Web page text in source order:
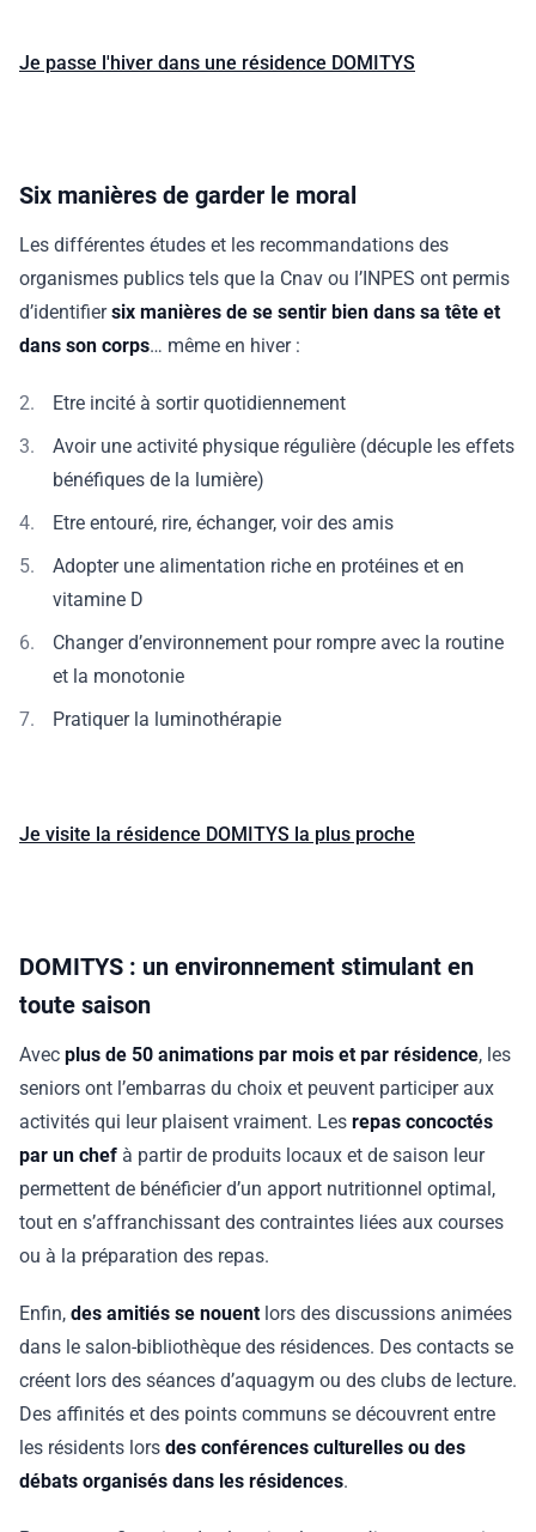
Je passe l'hiver dans une résidence DOMITYS
Six manières de garder le moral
Les différentes études et les recommandations des
organismes publics tels que la Cnav ou l’INPES ont permis
d’identifiersix manières de se sentir bien dans sa tête et
dans son corps… même en hiver :
Etre incité à sortir quotidiennement
Avoir une activité physique régulière (décuple les effets
bénéfiques de la lumière)
Etre entouré, rire, échanger, voir des amis
Adopter une alimentation riche en protéines et en
vitamine D
Changer d’environnement pour rompre avec la routine
et la monotonie
Pratiquer la luminothérapie
Je visite la résidence DOMITYS la plus proche
DOMITYS : un environnement stimulant en
toute saison
Avec plus de 50 animations par mois et par résidence, les
seniors ont l’embarras du choix et peuvent participer aux
activités qui leur plaisent vraiment. Les repas concoctés
par un chef à partir de produits locaux et de saison leur
permettent de bénéficier d’un apport nutritionnel optimal,
tout en s’affranchissant des contraintes liées aux courses
ou à la préparation des repas.
Enfin, des amitiés se nouentlors des discussions animées
dans le salon-bibliothèque des résidences. Des contacts se
créent lors des séances d’aquagym ou des clubs de lecture.
Des affinités et des points communs se découvrent entre
les résidents lors des conférences culturelles ou des
débats organisés dans les résidences.